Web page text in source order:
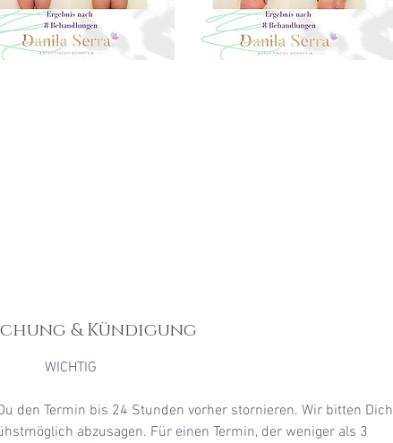
& Kündigung
WICHTIG
den Termin bis 24 Stunden vorher stornieren. Wir bitten Dich
abzusagen. Für einen Termin, der weniger als 3